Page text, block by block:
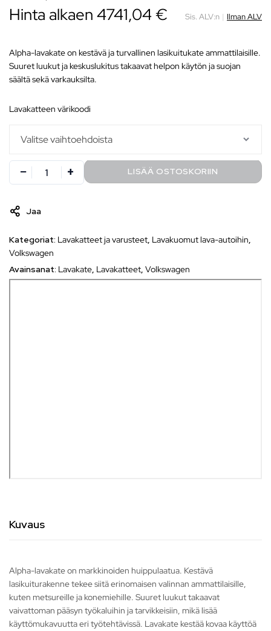
Hinta alkaen 4741,04 € Sis. ALV:n | Ilman ALV
Alpha-lavakate on kestävä ja turvallinen lasikuitukate ammattilaisille.
Suuret luukut ja keskuslukitus takaavat helpon käytön ja suojan
säältä sekä varkauksilta.
lavakatteen värikoodi
LISÄÄ OSTOSKORIIN
Jaa
Kategoriat: Lavakatteet ja varusteet, Lavakuomut lava-autoihin,
Volkswagen
Avainsanat: Lavakate, Lavakatteet, Volkswagen
Kuvaus
Alpha-lavakate on markkinoiden huippulaatua. Kestävä
lasikuiturakenne tekee siitä erinomaisen valinnan ammattilaisille,
kuten metsureille ja konemiehille. Suuret luukut takaavat
vaivattoman pääsyn työkaluihin ja tarvikkeisiin, mikä lisää
käyttömukavuutta eri työtehtävissä. Lavakate kestää kovaa käyttöä